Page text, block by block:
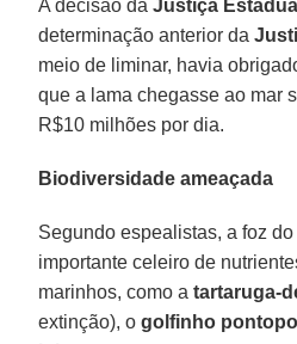
A decisão daJustiça Estadual
determinação anterior da
meio de liminar, havia
que a lama chegasse ao mar
R$10 milhões por dia.
Biodiversidade ameaçada
Segundo espealistas, a foz do
importante celeiro de
marinhos, como atartaruga-
extinção), ogolfinho